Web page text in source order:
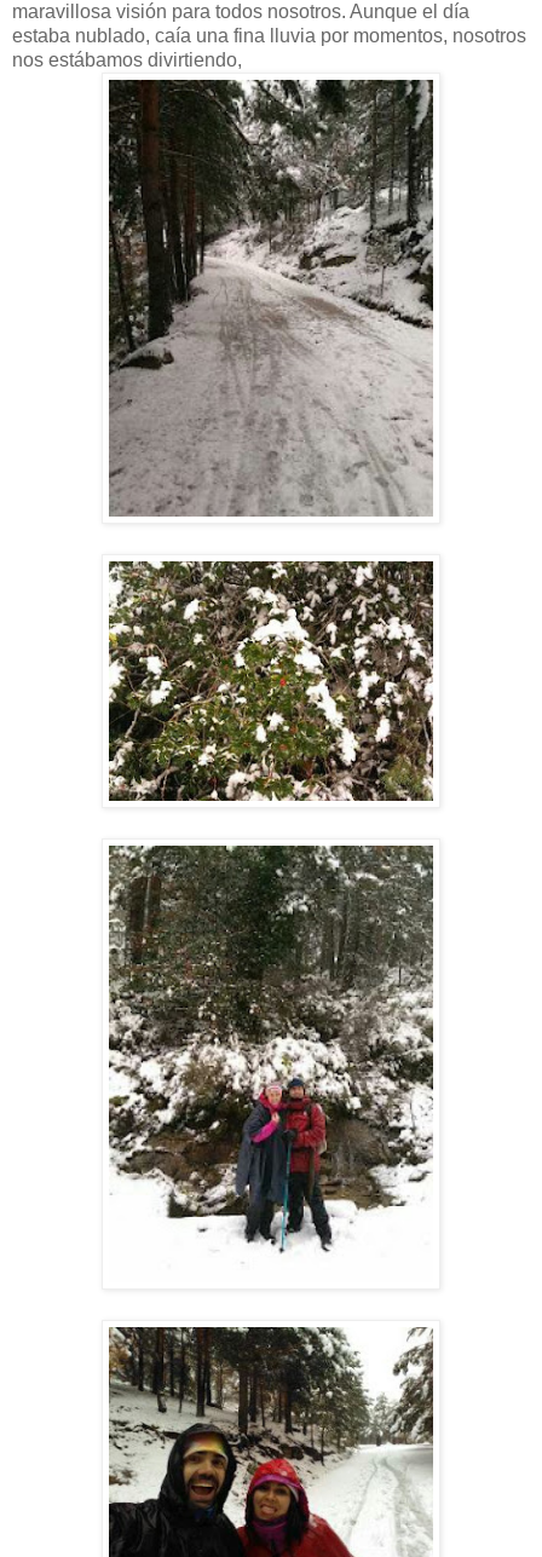
maravillosa visión para todos nosotros. Aunque el día
estaba nublado, caía una fina lluvia por momentos, nosotros
nos estábamos divirtiendo,